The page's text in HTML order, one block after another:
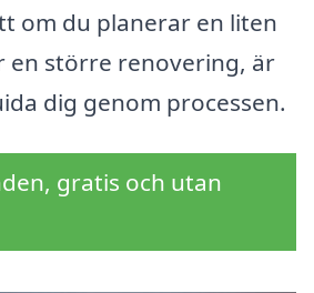
om du planerar en liten
en större renovering, är
dig genom processen.
gratis och utan